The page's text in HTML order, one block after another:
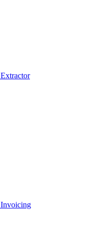
Extractor
Invoicing